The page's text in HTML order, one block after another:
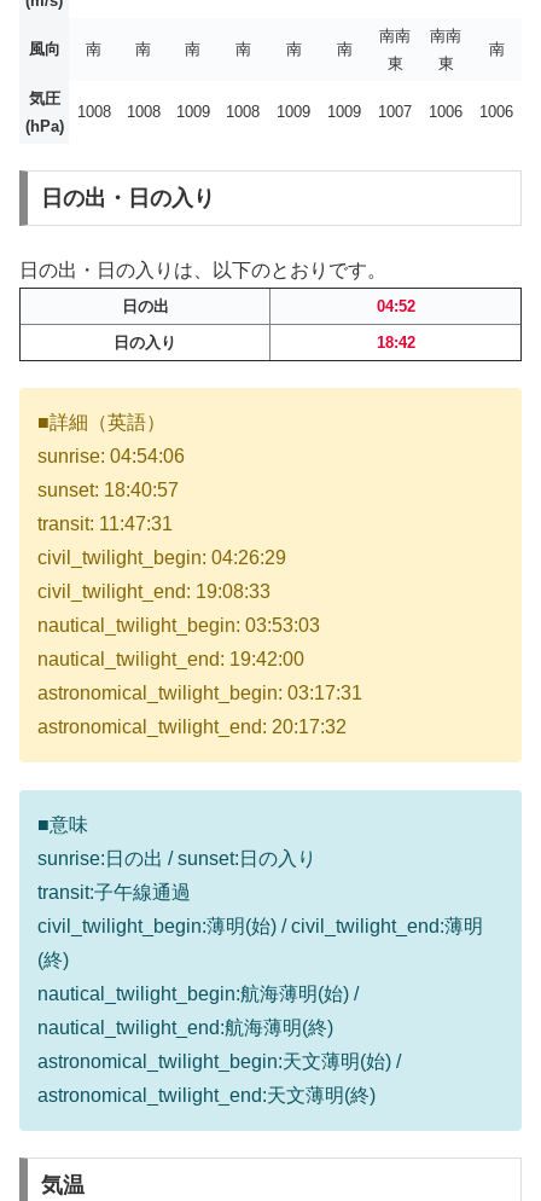
風向 南 南 南 南 南 南
南南
東
南南
東
南
気圧
(hPa)
1008 1008 1009 1008 1009 1009 1007 1006 1006
日の出・日の入り
日の出・日の入りは、以下のとおりです。
日の出
04:52
日の入り
18:42
■詳細（英語）
sunrise: 04:54:06
sunset: 18:40:57
transit: 11:47:31
civil_twilight_begin: 04:26:29
civil_twilight_end: 19:08:33
nautical_twilight_begin: 03:53:03
nautical_twilight_end: 19:42:00
astronomical_twilight_begin: 03:17:31
astronomical_twilight_end: 20:17:32
■意味
sunrise:日の出 / sunset:日の入り
transit:子午線通過
civil_twilight_begin:薄明(始) / civil_twilight_end:薄明
(終)
nautical_twilight_begin:航海薄明(始) /
nautical_twilight_end:航海薄明(終)
astronomical_twilight_begin:天文薄明(始) /
astronomical_twilight_end:天文薄明(終)
気温